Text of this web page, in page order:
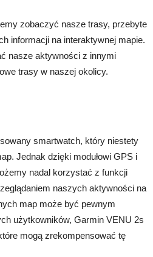
zobaczyć nasze trasy, przebyte
informacji na interaktywnej mapie.
nasze aktywności z innymi
trasy w naszej okolicy.
smartwatch, który niestety
Jednak dzięki modułowi GPS i
nadal korzystać z funkcji
naszych aktywności na
map może być pewnym
użytkowników, Garmin VENU 2s
mogą zrekompensować tę